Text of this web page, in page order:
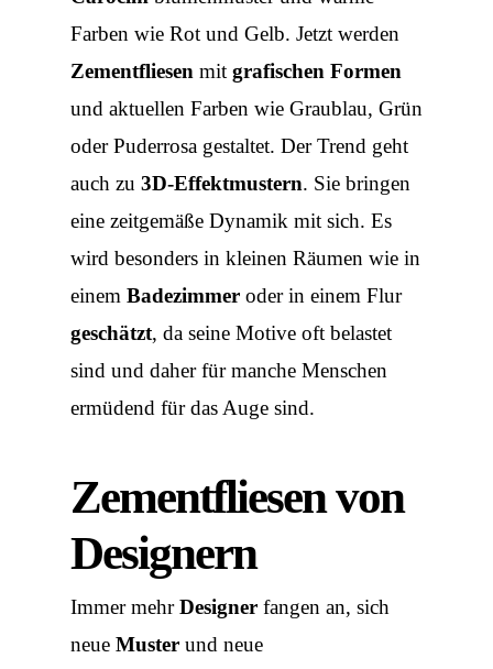
Farben wie Rot und Gelb. Jetzt werden
Zementfliesen mit grafischen Formen
und aktuellen Farben wie Graublau, Grün
oder Puderrosa gestaltet. Der Trend geht
auch zu 3D-Effektmustern. Sie bringen
eine zeitgemäße Dynamik mit sich. Es
wird besonders in kleinen Räumen wie in
einem Badezimmer oder in einem Flur
geschätzt, da seine Motive oft belastet
sind und daher für manche Menschen
ermüdend für das Auge sind.
Zementfliesen von
Designern
Immer mehrDesigner fangen an, sich
neue Muster und neue